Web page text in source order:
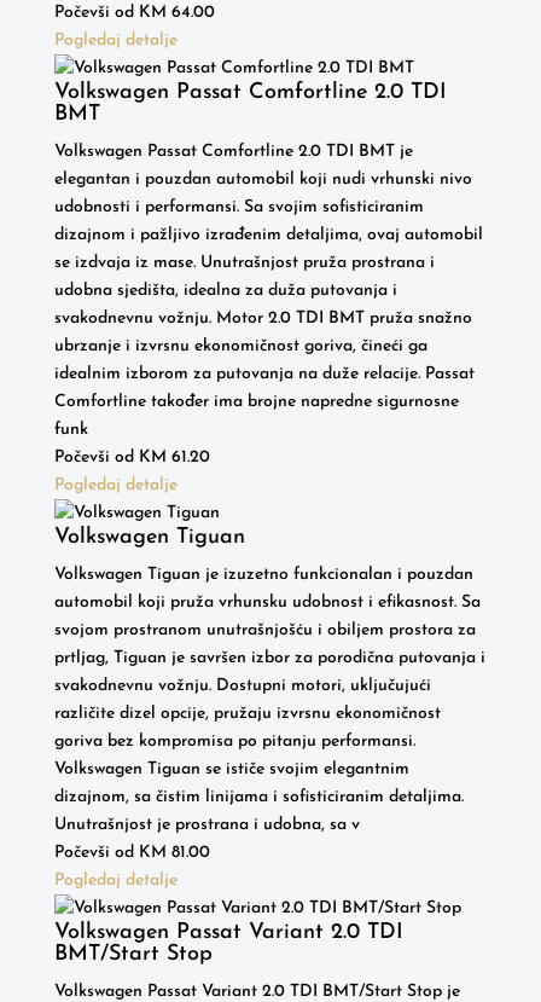
Počevši od KM 64.00
Pogledaj detalje
Volkswagen Passat Comfortline 2.0 TDI
BMT
Volkswagen Passat Comfortline 2.0 TDI BMT je
elegantan i pouzdan automobil koji nudi vrhunski nivo
udobnosti i performansi. Sa svojim sofisticiranim
dizajnom i pažljivo izrađenim detaljima, ovaj automobil
se izdvaja iz mase. Unutrašnjost pruža prostrana i
udobna sjedišta, idealna za duža putovanja i
svakodnevnu vožnju. Motor 2.0 TDI BMT pruža snažno
ubrzanje i izvrsnu ekonomičnost goriva, čineći ga
idealnim izborom za putovanja na duže relacije. Passat
Comfortline također ima brojne napredne sigurnosne
funk
Počevši od KM 61.20
Pogledaj detalje
Volkswagen Tiguan
Volkswagen Tiguan je izuzetno funkcionalan i pouzdan
automobil koji pruža vrhunsku udobnost i efikasnost. Sa
svojom prostranom unutrašnjošću i obiljem prostora za
prtljag, Tiguan je savršen izbor za porodična putovanja i
svakodnevnu vožnju. Dostupni motori, uključujući
različite dizel opcije, pružaju izvrsnu ekonomičnost
goriva bez kompromisa po pitanju performansi.
Volkswagen Tiguan se ističe svojim elegantnim
dizajnom, sa čistim linijama i sofisticiranim detaljima.
Unutrašnjost je prostrana i udobna, sa v
Počevši od KM 81.00
Pogledaj detalje
Volkswagen Passat Variant 2.0 TDI
BMT/Start Stop
Volkswagen Passat Variant 2.0 TDI BMT/Start Stop je